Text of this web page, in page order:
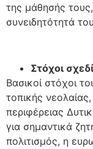
της μάθησής
συνειδητότητά
Στόχοι
Βασικοί στόχοι
τοπικής
περιφέρειας
για σημαντικά
πολιτισμός, η